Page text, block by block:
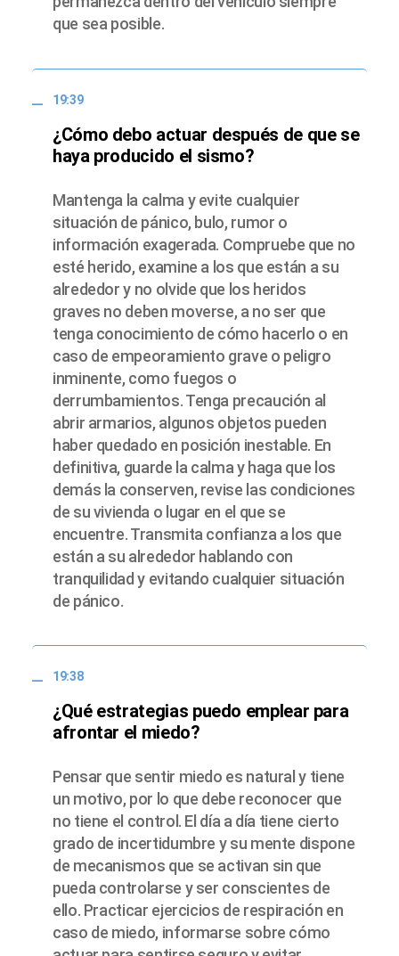
que sea posible.
19:39
¿Cómo debo actuar después de que se
haya producido el sismo?
Mantenga la calma y evite cualquier
situación de pánico, bulo, rumor o
información exagerada. Compruebe que no
esté herido, examine a los que están a su
alrededor y no olvide que los heridos
graves no deben moverse, a no ser que
tenga conocimiento de cómo hacerlo o en
caso de empeoramiento grave o peligro
inminente, como fuegos o
derrumbamientos. Tenga precaución al
abrir armarios, algunos objetos pueden
haber quedado en posición inestable. En
definitiva, guarde la calma y haga que los
demás la conserven, revise las condiciones
de su vivienda o lugar en el que se
encuentre. Transmita confianza a los que
están a su alrededor hablando con
tranquilidad y evitando cualquier situación
de pánico.
19:38
¿Qué estrategias puedo emplear para
afrontar el miedo?
Pensar que sentir miedo es natural y tiene
un motivo, por lo que debe reconocer que
no tiene el control. El día a día tiene cierto
grado de incertidumbre y su mente dispone
de mecanismos que se activan sin que
pueda controlarse y ser conscientes de
ello. Practicar ejercicios de respiración en
caso de miedo, informarse sobre cómo